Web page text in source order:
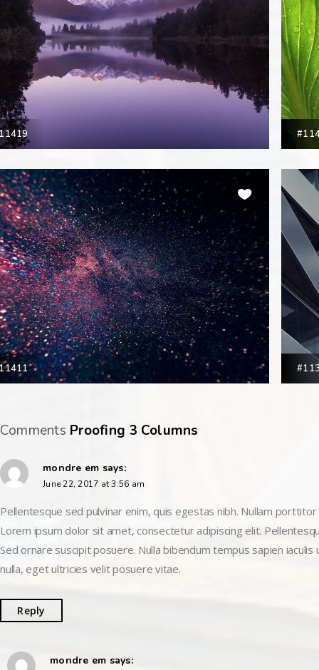
Proofing 3 Columns
mondre em says:
June 22, 2017 at 3:56 am
Pellentesque sed pulvinar enim, quis egestas nibh. Nullam
Lorem ipsum dolor sit amet, consectetur adipiscing elit.
Sed ornare suscipit posuere. Nulla bibendum tempus sapien iaculis
nulla, eget ultricies velit posuere vitae.
Reply
mondre em says: